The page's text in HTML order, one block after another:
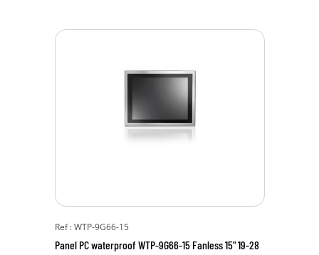
Ref : WTP-9G66-15
Panel PC waterproof WTP-9G66-15 Fanless 15" 19-28